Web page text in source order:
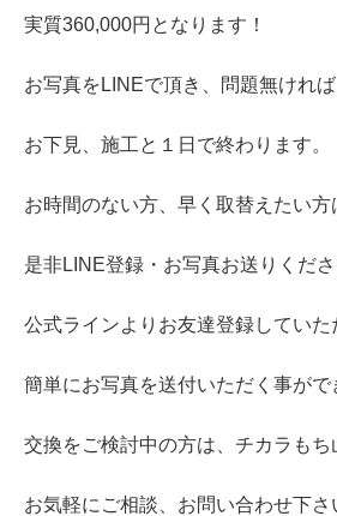
実質360,000円となります！
お写真をLINEで頂き、問題無ければ
お下見、施工と１日で終わります。
お時間のない方、早く取替えたい方
是非LINE登録・お写真お送りくださ
公式ラインよりお友達登録していた
簡単にお写真を送付いただく事がで
交換をご検討中の方は、チカラもち
お気軽にご相談、お問い合わせ下さ